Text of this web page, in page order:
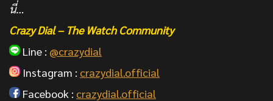
นี่…
Crazy Dial – The Watch Community
Line : @crazydial
Instagram : crazydial.official
Facebook : crazydial.official